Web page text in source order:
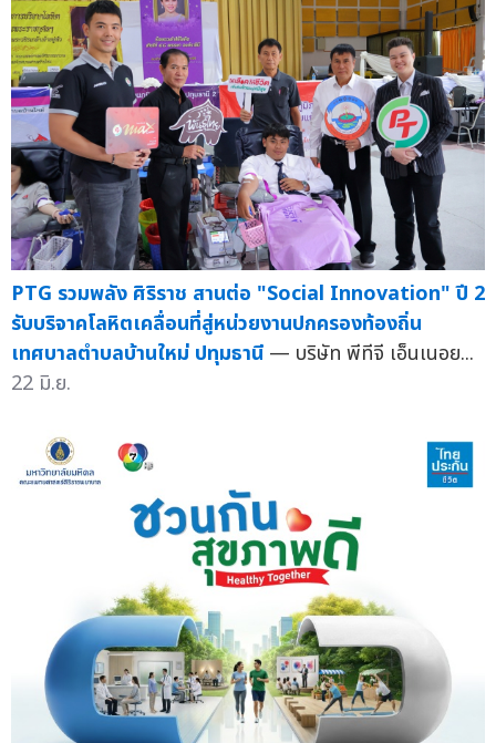
PTG รวมพลัง ศิริราช สานต่อ "Social Innovation" ปี 2
รับบริจาคโลหิตเคลื่อนที่สู่หน่วยงานปกครองท้องถิ่น
เทศบาลตำบลบ้านใหม่ ปทุมธานี — บริษัท พีทีจี เอ็นเนอย...
22 มิ.ย.